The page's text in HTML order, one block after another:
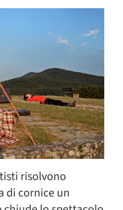
risolvono
di cornice un